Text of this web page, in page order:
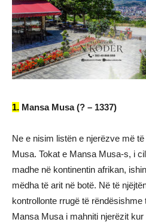
1. Mansa Musa (? – 1337)
Ne e nisim listën e njerëzve më
Musa. Tokat e Mansa Musa-s, i
madhe në kontinentin afrikan,
mëdha të arit në botë. Në të
kontrollonte rrugë të rëndësishme
Mansa Musa i mahniti njerëzit